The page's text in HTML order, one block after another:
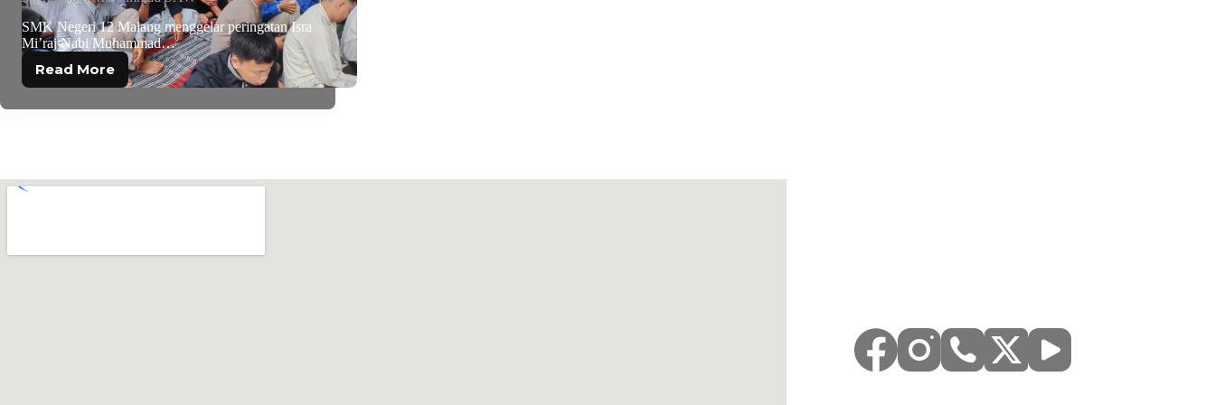
SMK Negeri 12 Malang menggelar peringatan Isra
Mi’raj Nabi Muhammad…
Read More